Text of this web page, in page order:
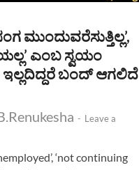
ಮುಂದುವರೆಸುತ್ತಿಲ್ಲ’,
ಎಂಬ ಸ್ವಯಂ
ಬಂದ್ ಆಗಲಿದೆ
- Leave a
‘not continuing